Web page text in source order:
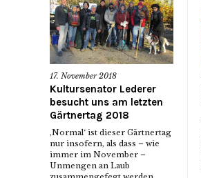
17. November 2018
Kultursenator Lederer
besucht uns am letzten
Gärtnertag 2018
‚Normal‘ ist dieser Gärtnertag
nur insofern, als dass – wie
immer im November –
Unmengen an Laub